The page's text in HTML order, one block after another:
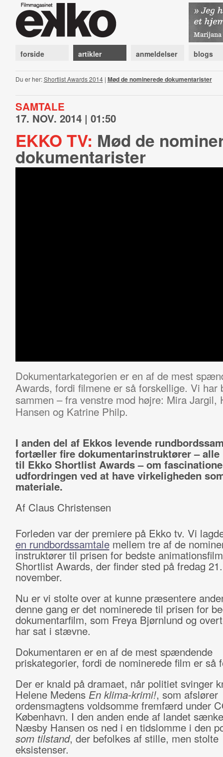
forside artikler anmeldelser blogs
Du er her:Shortlist Awards 2014| Mød de nominerede dokumentarister
SAMTALE
17. NOV. 2014 | 01:50
EKKO TV: Mød de
dokumentarister
Dokumentarkategorien er en af de mest
Awards, fordi filmene er så forskellige. Vi har
sammen – fra venstre mod højre: Mira
Hansen og Katrine Philp.
I anden del af Ekkos levende
fortæller fire dokumentarinstruktører – alle
til Ekko Shortlist Awards – om
udfordringen ved at have virkeligheden
materiale.
Af Claus Christensen
Forleden var der premiere på Ekko tv. Vi
en rundbordssamtalemellem tre af de
instruktører til prisen for bedste
Shortlist Awards, der finder sted på fredag 21.
november.
Nu er vi stolte over at kunne præsentere
denne gang er det nominerede til prisen for
dokumentarfilm, som Freya Bjørnlund og
har sat i stævne.
Dokumentaren er en af de mest spændende
priskategorier, fordi de nominerede film er så
Der er knald på dramaet, når politiet svinger
Helene Medens En klima-krimi!, som afslører
ordensmagtens voldsomme fremfærd under
København. I den anden ende af landet
Næsby Hansen os ned i en tidslomme i den
som tilstand, der befolkes af stille, men stolte
eksistenser.